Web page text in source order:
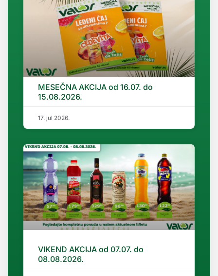
MESEČNA AKCIJA od 16.07. do
15.08.2026.
17. jul 2026.
VIKEND AKCIJA od 07.07. do
08.08.2026.